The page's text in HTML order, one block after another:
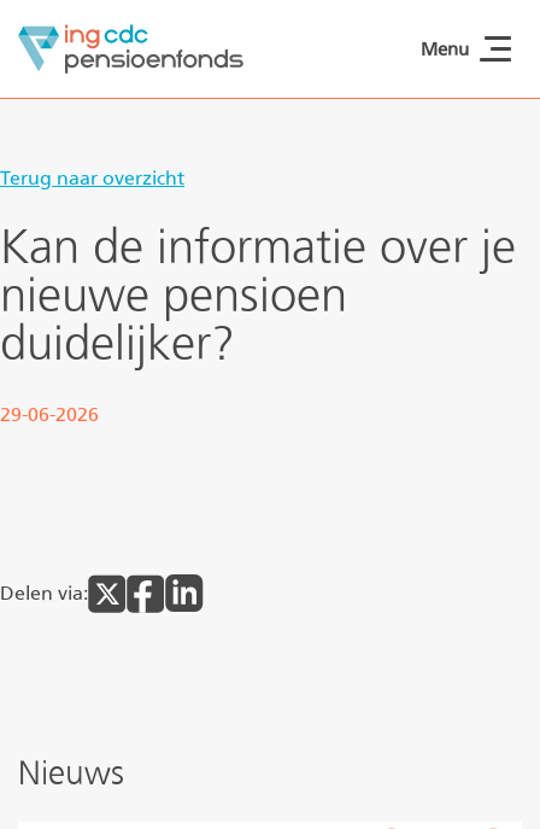
Naar hoofdinhoud
ING CDCpensioen
Menu
Terug naar overzicht
Kan de informatie over je
nieuwe pensioen
duidelijker?
29-06-2026
Delen via:
Nieuws